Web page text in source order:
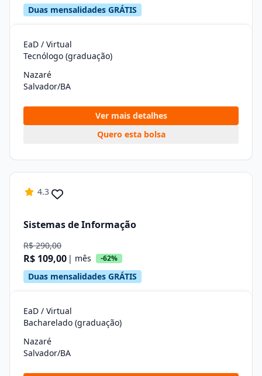
Duas mensalidades GRÁTIS
EaD / Virtual
Tecnólogo (graduação)
Nazaré
Salvador/BA
Ver mais detalhes
Quero esta bolsa
4.3
Sistemas de Informação
R$ 290,00
R$ 109,00 | mês -62%
Duas mensalidades GRÁTIS
EaD / Virtual
Bacharelado (graduação)
Nazaré
Salvador/BA